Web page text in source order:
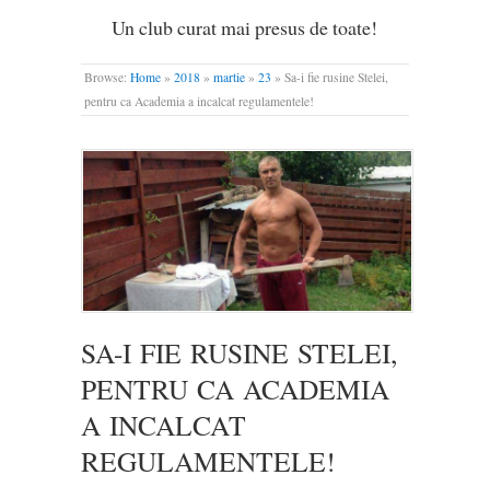
Un club curat mai presus de toate!
Browse: Home » 2018 » martie » 23 » Sa-i fie rusine Stelei,
pentru ca Academia a incalcat regulamentele!
SA-I FIE RUSINE STELEI,
PENTRU CA ACADEMIA
A INCALCAT
REGULAMENTELE!